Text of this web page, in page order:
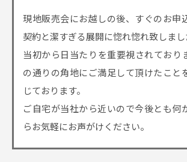
現地販売会にお越しの後、すぐのお申
契約と潔すぎる展開に惚れ惚れ致しまし
当初から日当たりを重要視されており
の通りの角地にご満足して頂けたこと
じております。
ご自宅が当社から近いので今後とも何
らお気軽にお声がけください。